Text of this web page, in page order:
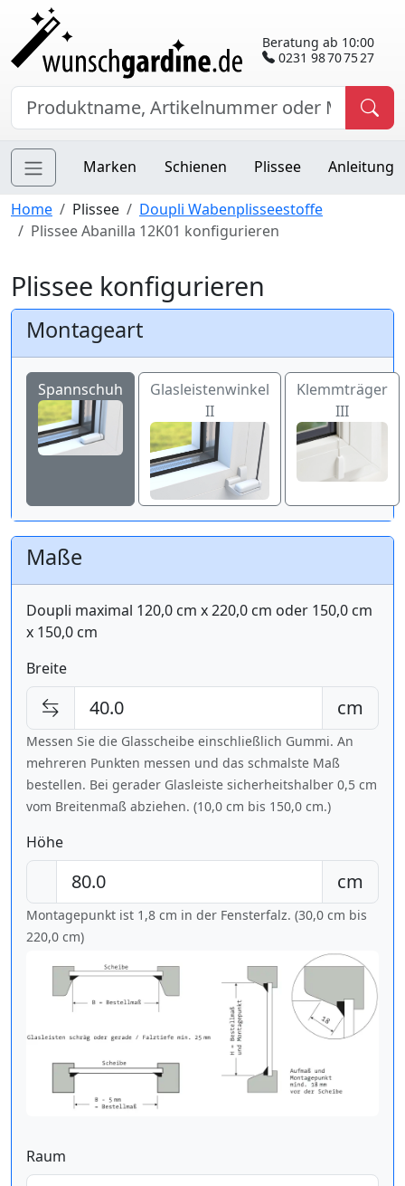
Beratung ab 10:00
0231 98 70 75 27
Marken Schienen Plissee Anleitung
Home Plissee
Doupli Wabenplisseestoffe
Plissee Abanilla 12K01 konfigurieren
Plissee konfigurieren
Montageart
Spannschuh
Glasleistenwinkel
II
Klemmträger
III
Maße
Doupli maximal 120,0 cm x 220,0 cm oder 150,0 cm
x 150,0 cm
Breite
cm
Messen Sie die Glasscheibe einschließlich Gummi. An
mehreren Punkten messen und das schmalste Maß
bestellen. Bei gerader Glasleiste sicherheitshalber 0,5 cm
vom Breitenmaß abziehen. (10,0 cm bis 150,0 cm.)
Höhe
cm
Montagepunkt ist 1,8 cm in der Fensterfalz. (30,0 cm bis
220,0 cm)
Raum